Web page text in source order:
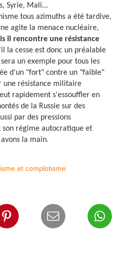
Syrie, Mali...
tous azimuths a été tardive,
agite la menace nucléaire,
il rencontre une résistance
la cesse est donc un préalable
un exemple pour tous les
d'un "fort" contre un "faible"
une résistance militaire
rapidement s'essouffler en
de la Russie sur des
par des pressions
régime autocratique et
la main.
et complotisme